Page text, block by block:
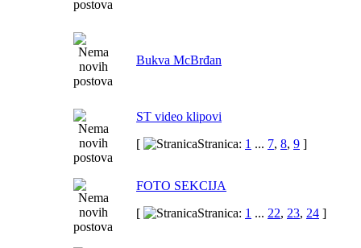
Bukva McBrđan
ST video klipovi
[
Stranica: 1 ... 7, 8, 9 ]
FOTO SEKCIJA
[
Stranica: 1 ... 22, 23, 24 ]